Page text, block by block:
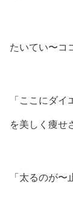
たいてい〜コ
「ここにダ
を美しく痩せ
「太るのが〜